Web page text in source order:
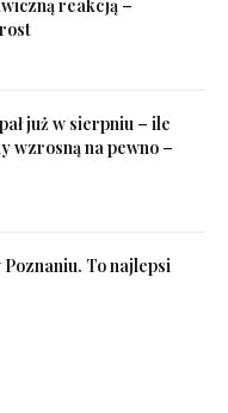
reakcją –
już w sierpniu – ile
wzrosną na pewno –
To najlepsi